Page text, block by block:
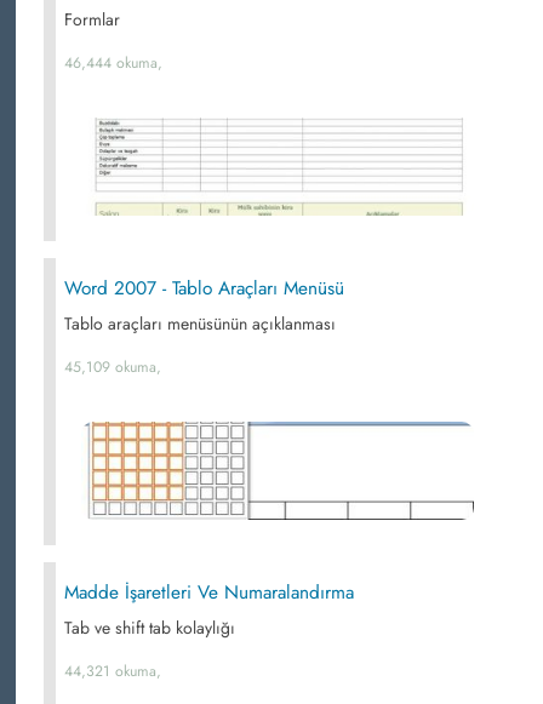
Formlar
46,444 okuma,
Word 2007 - Tablo Araçları Menüsü
Tablo araçları menüsünün açıklanması
45,109 okuma,
Madde İşaretleri Ve Numaralandırma
Tab ve shift tab kolaylığı
44,321 okuma,